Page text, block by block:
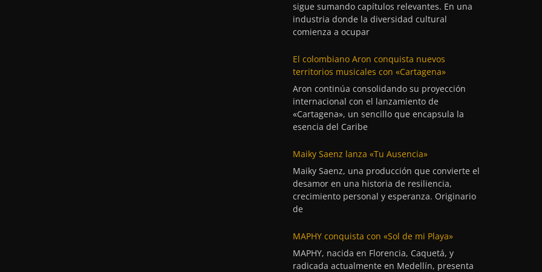
sigue sumando capítulos relevantes. En una
industria donde la diversidad cultural
comienza a ocupar
El colombiano Aron conquista nuevos
territorios musicales con «Cartagena»
Aron continúa consolidando su proyección
internacional con el lanzamiento de
«Cartagena», un sencillo que encapsula la
esencia del Caribe
Maiky Saenz lanza «Tu Ausencia»
Maiky Saenz, una producción que convierte el
desamor en una historia de resiliencia,
crecimiento personal y esperanza. Originario
de
MAPHY conquista con «Sol de mi Playa»
MAPHY, nacida en Florencia, Caquetá, y
radicada actualmente en Medellín, presenta